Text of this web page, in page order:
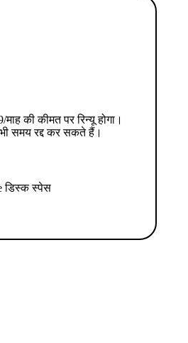
की कीमत पर रिन्यू होगा।
समय रद्द कर सकते हैं।
डिस्क स्पेस